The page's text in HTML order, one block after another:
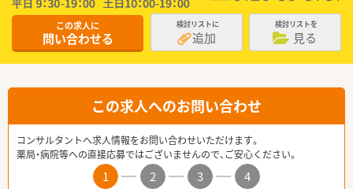
この求人に
問い合わせる
検討リストに
追加
検討リストを
見る
この求人へのお問い合わせ
コンサルタントへ求人情報をお問い合わせいただけます。
薬局・病院等への直接応募ではございませんので、ご安心ください。
1 2 3
4